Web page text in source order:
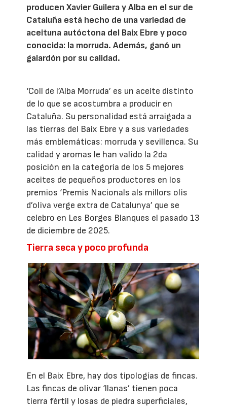
producen Xavier Guilera y Alba en el sur de
Cataluña está hecho de una variedad de
aceituna autóctona del Baix Ebre y poco
conocida: la morruda. Además, ganó un
galardón por su calidad.
‘Coll de l’Alba Morruda’ es un aceite distinto
de lo que se acostumbra a producir en
Cataluña. Su personalidad está arraigada a
las tierras del Baix Ebre y a sus variedades
más emblemáticas: morruda y sevillenca. Su
calidad y aromas le han valido la 2da
posición en la categoría de los 5 mejores
aceites de pequeños productores en los
premios ‘Premis Nacionals als millors olis
d’oliva verge extra de Catalunya’ que se
celebro en Les Borges Blanques el pasado 13
de diciembre de 2025.
Tierra seca y poco profunda
En el Baix Ebre, hay dos tipologías de fincas.
Las fincas de olivar ‘llanas’ tienen poca
tierra fértil y losas de piedra superficiales,